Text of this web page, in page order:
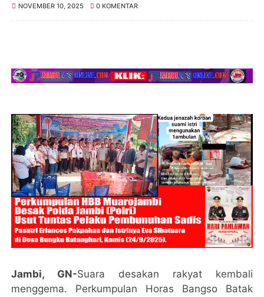
NOVEMBER 10, 2025 0 KOMENTAR
Jambi, GN-Suara desakan rakyat kembali
menggema. Perkumpulan Horas Bangso Batak